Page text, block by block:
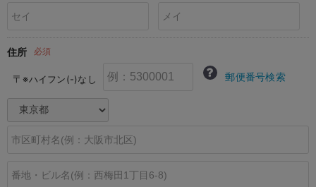
快適機能ウェア特集 パジャマ
erbaviva（エルバビーバ）
安心の日本製。先輩ママが買ってよかった！本当に必要な出産準備品
ハレの日に着るANGELIEBEのセレモニー
買って正解！高評価レビューアイテム
住所 必須
〒※ハイフン(-)なし 郵便番号検索